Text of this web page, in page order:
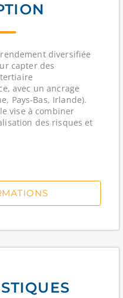
rendement diversifiée
capter des
avec un ancrage
Pays-Bas, Irlande).
vise à combiner
des risques et